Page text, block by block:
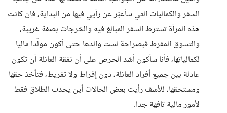
السفر والكماليات التي سأعبّر عن رأيي فيها من البداية، فإن كانت
هذه المرأة تشترط السفر المبالغ فيه والخرجات بصفة غريبة،
والتسوق المفرط فبصراحة لست والدها حتى أكون مولّدا ماليا
لكمالياتها، فأنا سأكون أشد الحرص على أن نفقة العائلة أن تكون
عادلة بين جميع أفراد العائلة، دون إفراط ولا تفريط، فتأخذ حقها
ومستحقها، للأسف رأيت بعض الحالات أين يحدث الطلاق فقط
لأمور مالية تافهة جدا.